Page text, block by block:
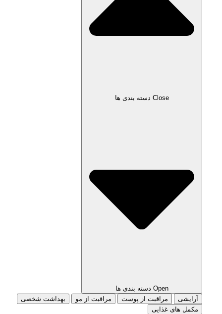
Close دسته بندی ها
Open دسته بندی ها
آرایشی
مراقبت از پوست مراقبت از مو
بهداشت شخصی
مکمل های غذایی